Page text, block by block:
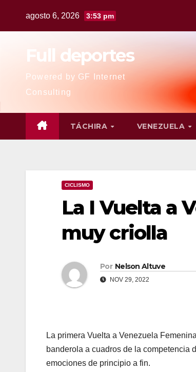
agosto 6, 2026 3:53 pm
Full deportes
Powered by GF Internet
Consulting
TÁCHIRA VENEZUELA
CICLISMO
La I Vuelta a
muy criolla
Por Nelson Altuve
NOV 29, 2022
La primera Vuelta a Venezuela
banderola a cuadros de la competencia
emociones de principio a fin.